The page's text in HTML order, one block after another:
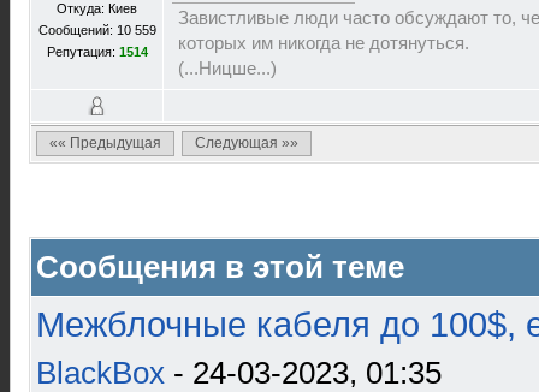
Откуда: Киев
Сообщений: 10 559
Репутация: 1514
Завистливые люди часто обсуждают то,
которых им никогда не дотянуться.
(...Ницше...)
«« Предыдущая Следующая »»
Сообщения в этой теме
Межблочные кабеля до 100$,
BlackBox - 24-03-2023, 01:35